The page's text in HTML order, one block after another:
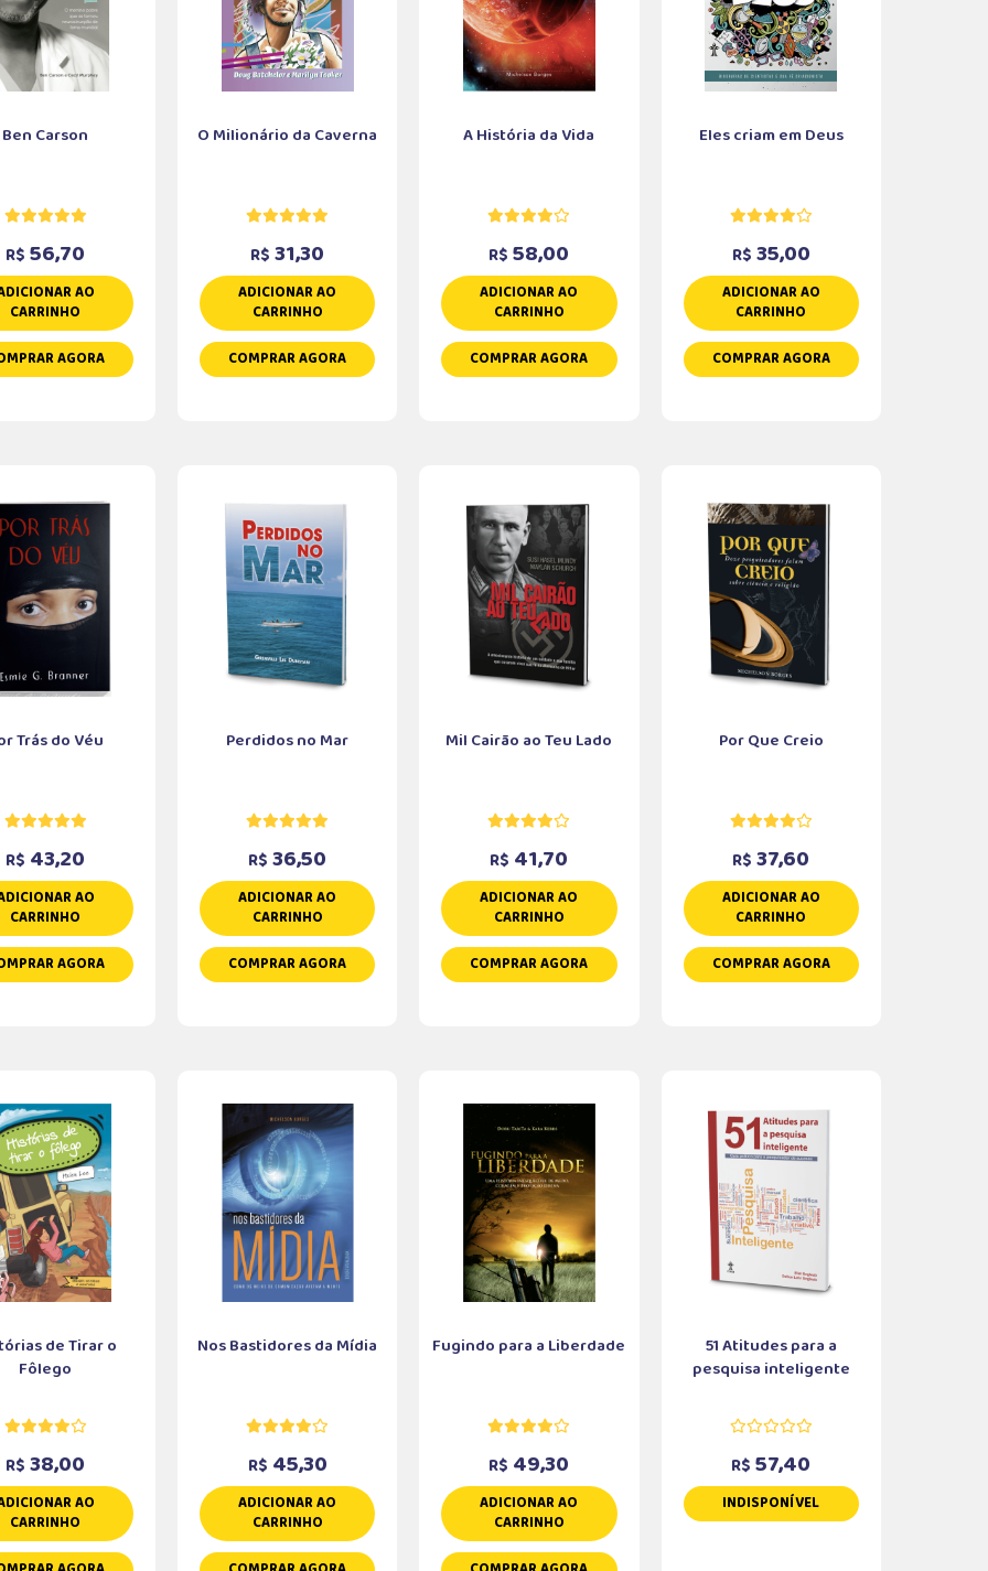
Ben Carson
R$ 56,70
AO
CARRINHO
AGORA
O Milionário da Caverna
R$ 31,30
ADICIONAR AO
CARRINHO
COMPRAR AGORA
A História da Vida
R$ 58,00
ADICIONAR AO
CARRINHO
COMPRAR AGORA
Eles criam em Deus
R$ 35,00
ADICIONAR AO
CARRINHO
COMPRAR AGORA
Trás do Véu
R$ 43,20
AO
CARRINHO
AGORA
Perdidos no Mar
R$ 36,50
ADICIONAR AO
CARRINHO
COMPRAR AGORA
Mil Cairão ao Teu Lado
R$ 41,70
ADICIONAR AO
CARRINHO
COMPRAR AGORA
Por Que Creio
R$ 37,60
ADICIONAR AO
CARRINHO
COMPRAR AGORA
de Tirar o
Fôlego
R$ 38,00
AO
CARRINHO
Nos Bastidores da Mídia
R$ 45,30
ADICIONAR AO
CARRINHO
Fugindo para a Liberdade
R$ 49,30
ADICIONAR AO
CARRINHO
51 Atitudes para a
pesquisa inteligente
R$ 57,40
INDISPONÍVEL